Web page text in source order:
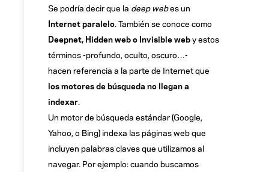
Se podría decir que la deep webes un
Internet paralelo. También se conoce como
Deepnet, Hidden web o Invisible weby estos
términos -profundo, oculto, oscuro…-
hacen referencia a la parte de Internet que
los motores de búsqueda no llegan a
indexar.
Un motor de búsqueda estándar (Google,
Yahoo, o Bing) indexa las páginas web que
incluyen palabras claves que utilizamos al
navegar. Por ejemplo: cuando buscamos